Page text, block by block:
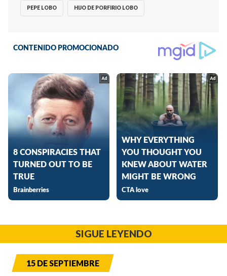
PEPE LOBO HIJO DE PORFIRIO LOBO
SIGUE LEYENDO
15 DE SEPTIEMBRE